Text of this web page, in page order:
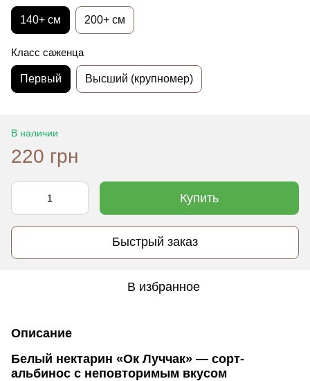
140+ см 200+ см
Класс саженца
Первый Высший (крупномер)
В наличии
220 грн
Купить
Быстрый заказ
В избранное
Описание
Белый нектарин «Ок Луччак» — сорт-
альбинос с неповторимым вкусом